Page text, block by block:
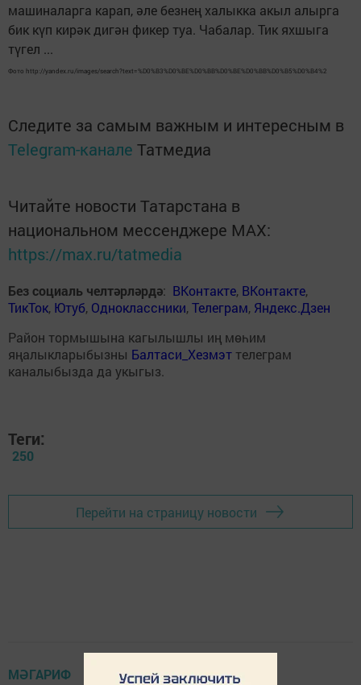
машиналарга карап, әле безнең халыкка акыл алырга
бик күп кирәк дигән фикер туа. Чабалар. Тик яхшыга
түгел ...
Фото http://yandex.ru/images/search?text=%D0%B3%D0%BE%D0%BB%D0%BE%D0%BB%D0%B5%D0%B4%2
Следите за самым важным и интересным в
Telegram-канале Татмедиа
Читайте новости Татарстана в
национальном мессенджере MАХ:
https://max.ru/tatmedia
Без социаль челтәрләрдә: ВКонтакте, ВКонтакте,
ТикТок, Ютуб, Одноклассники,Телеграм, Яндекс.Дзен
Район тормышына кагылышлы иң мөһим
яңалыкларыбызны Балтаси_Хезмэт телеграм
каналыбызда да укыгыз.
Теги:
250
Перейти на страницу новости
МӘГАРИФ